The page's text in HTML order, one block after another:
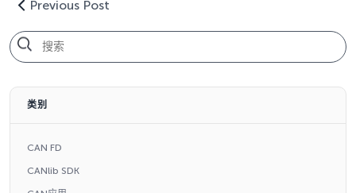
Previous Post
类别
CAN FD
CANlib SDK